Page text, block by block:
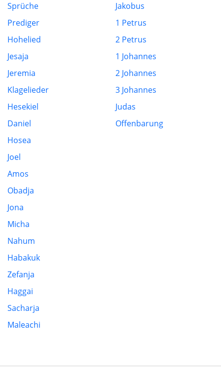
Sprüche
Prediger
Hohelied
Jesaja
Jeremia
Klagelieder
Hesekiel
Daniel
Hosea
Joel
Amos
Obadja
Jona
Micha
Nahum
Habakuk
Zefanja
Haggai
Sacharja
Maleachi
Jakobus
1 Petrus
2 Petrus
1 Johannes
2 Johannes
3 Johannes
Judas
Offenbarung